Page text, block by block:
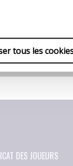
tous les
DES JOUEURS